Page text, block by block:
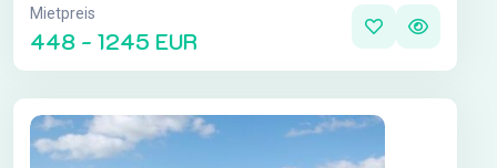
Mietpreis
448 - 1245 EUR